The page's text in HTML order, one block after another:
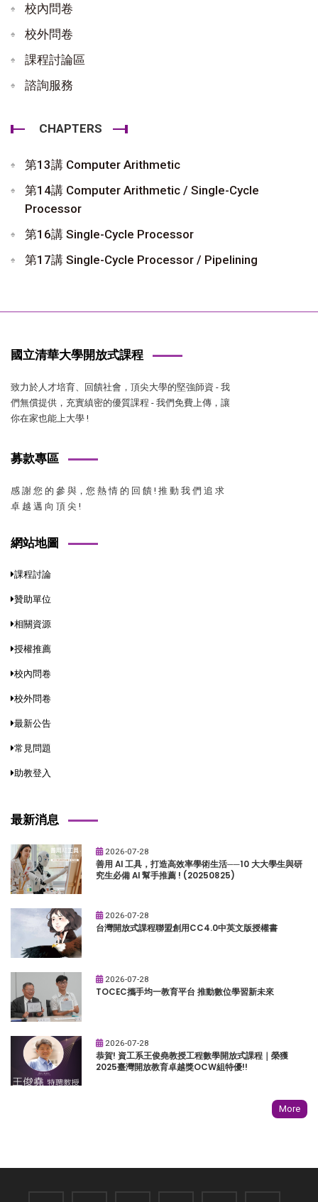
校內問卷
校外問卷
課程討論區
諮詢服務
CHAPTERS
第13講 Computer Arithmetic
第14講 Computer Arithmetic / Single-Cycle
Processor
第16講 Single-Cycle Processor
第17講 Single-Cycle Processor / Pipelining
國立清華大學開放式課程
致力於人才培育、回饋社會，頂尖大學的堅強師資 - 我
們無償提供，充實縝密的優質課程 - 我們免費上傳，讓
你在家也能上大學 !
募款專區
感 謝 您 的 參 與，您 熱 情 的 回 饋 ! 推 動 我 們 追 求
卓 越 邁 向 頂 尖 !
網站地圖
課程討論
贊助單位
相關資源
授權推薦
校內問卷
校外問卷
最新公告
常見問題
助教登入
最新消息
2026-07-28
善用 AI 工具，打造高效率學術生活──10 大大學生與研
究生必備 AI 幫手推薦 ! (20250825)
2026-07-28
台灣開放式課程聯盟創用CC4.0中英文版授權書
2026-07-28
TOCEC攜手均一教育平台 推動數位學習新未來
2026-07-28
恭賀! 資工系王俊堯教授工程數學開放式課程｜榮獲
2025臺灣開放教育卓越獎OCW組特優!!
More